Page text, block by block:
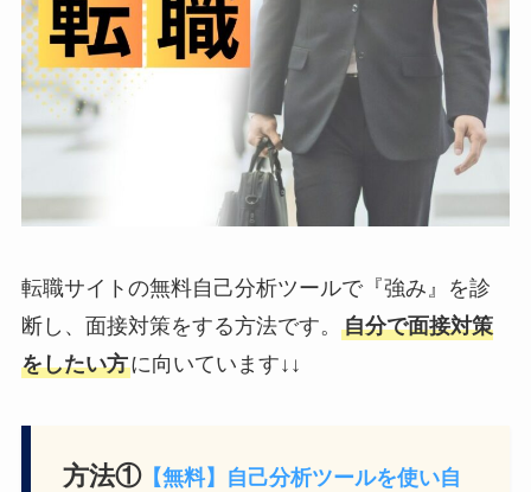
転職サイトの無料自己分析ツールで『強み』を診
断し、面接対策をする方法です。 自分で面接対策
をしたい方に向いています↓↓
方法①【無料】自己分析ツールを使い自